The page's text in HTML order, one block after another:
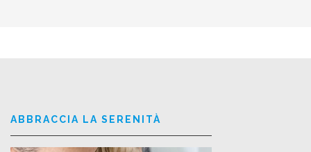
ABBRACCIA LA SERENITÀ